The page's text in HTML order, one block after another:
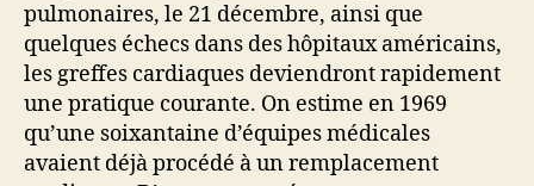
pulmonaires, le 21 décembre, ainsi que
quelques échecs dans des hôpitaux américains,
les greffes cardiaques deviendront rapidement
une pratique courante. On estime en 1969
qu’une soixantaine d’équipes médicales
avaient déjà procédé à un remplacement